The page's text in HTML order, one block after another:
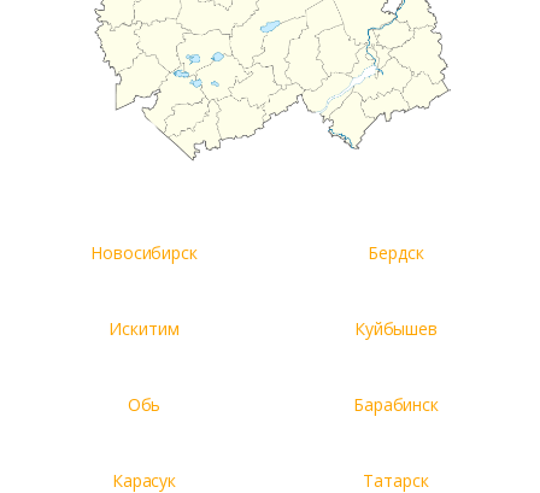
Новосибирск Бердск
Искитим Куйбышев
Обь Барабинск
Карасук Татарск